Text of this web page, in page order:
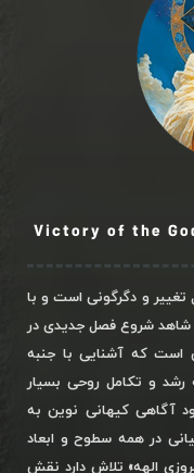
Victory of the
تغییر و دگرگونی است و با
شاهد شروع فصل جدیدی در
است که آشنایی با جنبه
و تکامل روحی بسیار
آگاهی کیهانی نوین به
در همه سطوح و ابعاد
الهه» تلاش دارد نقش